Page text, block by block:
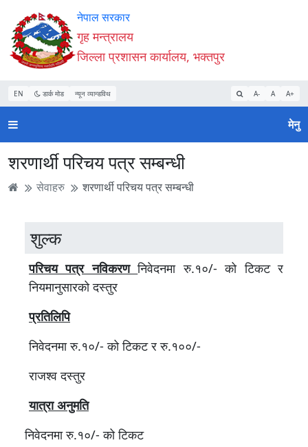
Accessibility
Mode
सुरु
गर्नुहोस्
सामाग्री
पढ्नुहाेस्
नेभिगेसन
पढ्नुहाेस्
वेबसाइट
खोजमा
जानुहोस्
नेपाल सरकार
गृह मन्त्रालय
जिल्ला प्रशासन कार्यालय, भक्तपुर
EN डार्क मोड न्यून व्यान्डविथ A- A A+
मेनु
शरणार्थी परिचय पत्र सम्बन्धी
सेवाहरु शरणार्थी परिचय पत्र सम्बन्धी
शुल्क
परिचय पत्र नविकरणनिवेदनमा रु.१०/- को टिकट र
नियमानुसारको दस्तुर
प्रतिलिपि
निवेदनमा रु.१०/- को टिकट र रु.१००/-
राजश्व दस्तुर
यात्रा अनुमति
निवेदनमा रु.१०/- को टिकट